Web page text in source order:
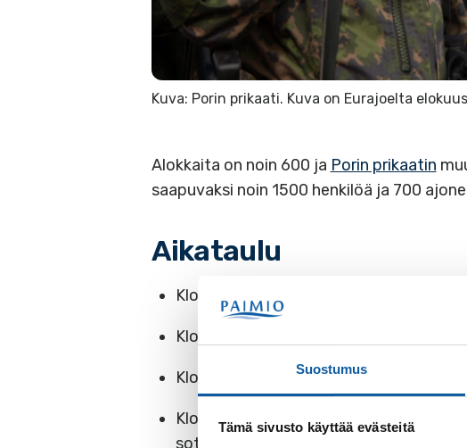
Suostumus
Tämä sivusto käyttää evästeitä
Kuva: Porin prikaati. Kuva on Eurajoelta
Alokkaita on noin 600 ja Porin prikaatin
saapuvaksi noin 1500 henkilöä ja 700
Aikataulu
Klo 13.30 Sotilasvakuutus Nuorisotalo
Klo 14 Sotilasvala Urheilupuistossa
Klo 15 Ohimarssi Vistantien varrella –
Klo 12 – 15 Kalustonäyttely:
sotilaskotiauto